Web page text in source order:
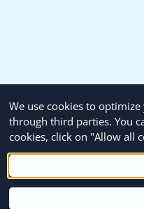
We use cookies to
through third parties. You
cookies, click on "Allow all